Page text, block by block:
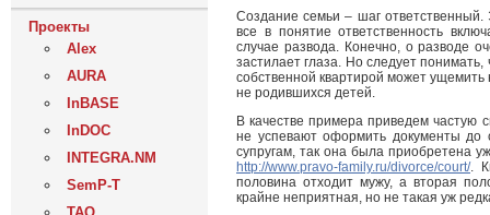
Проекты
Alex
AURA
InBASE
InDOC
INTEGRA.NM
SemP-T
Создание семьи – шаг
все в понятие ответственность
случае развода. Конечно, о разводе
застилает глаза. Но следует
собственной квартирой может ущемить
не родившихся детей.
В качестве примера приведем частую
не успевают оформить документы до
супругам, так она была приобретена
http://www.pravo-family.ru/divorce/court/.
половина отходит мужу, а вторая
крайне неприятная, но не такая уж